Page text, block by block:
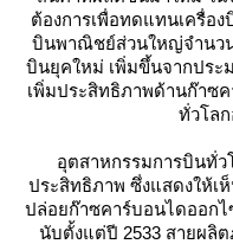
ต้องการเพื่อทดแทนเครื่อง
บินพาณิชย์ส่วนใหญ่จำนว
บินยุคใหม่ เพิ่มขึ้นจากประ
เพิ่มประสิทธิภาพด้านก๊าซ
ทั่วโล
อุตสาหกรรมการบินทั่
ประสิทธิภาพ ซึ่งแสดงให้เ
ปล่อยก๊าซคาร์บอนไดออก
นับตั้งแต่ปี 2533 สายผ